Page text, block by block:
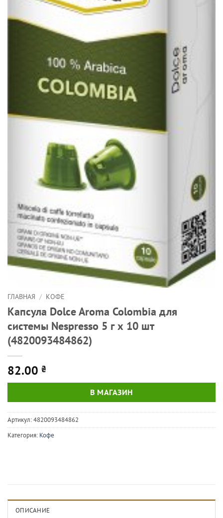
ГЛАВНАЯ / КОФЕ
Капсула Dolce Aroma Colombia для
системы Nespresso 5 г х 10 шт
(4820093484862)
82.00 ₴
В МАГАЗИН
Артикул:4820093484862
Категория: Кофе
ОПИСАНИЕ